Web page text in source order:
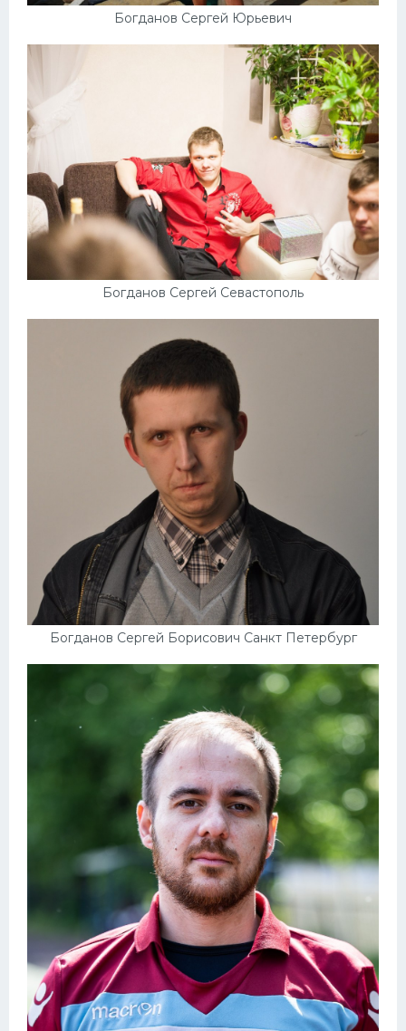
Богданов Сергей Юрьевич
Богданов Сергей Севастополь
Богданов Сергей Борисович Санкт Петербург